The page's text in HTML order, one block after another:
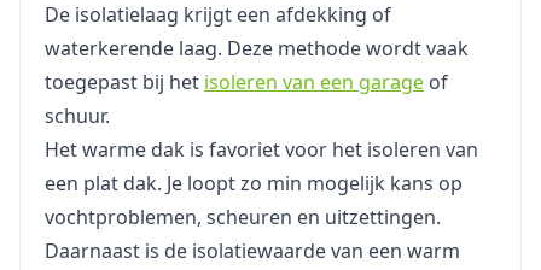
De isolatielaag krijgt een afdekking of
waterkerende laag. Deze methode wordt vaak
toegepast bij het isoleren van een garage of
schuur.
Het warme dak is favoriet voor het isoleren van
een plat dak. Je loopt zo min mogelijk kans op
vochtproblemen, scheuren en uitzettingen.
Daarnaast is de isolatiewaarde van een warm